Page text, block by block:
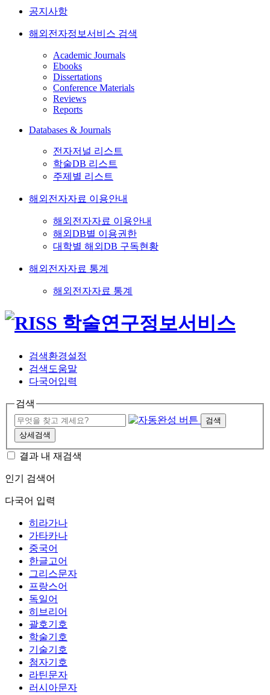
공지사항
해외전자정보서비스 검색
Academic Journals
Ebooks
Dissertations
Conference Materials
Reviews
Reports
Databases & Journals
전자저널 리스트
학술DB 리스트
주제별 리스트
해외전자자료 이용안내
해외전자자료 이용안내
해외DB별 이용권한
대학별 해외DB 구독현황
해외전자자료 통계
해외전자자료 통계
검색환경설정
검색도움말
다국어입력
검색
검색
상세검색
결과 내 재검색
인기 검색어
다국어 입력
히라가나
가타카나
중국어
한글고어
그리스문자
프랑스어
독일어
히브리어
괄호기호
학술기호
기술기호
첨자기호
라틴문자
러시아문자